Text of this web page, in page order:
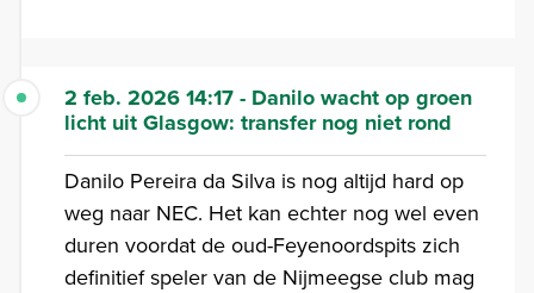
2 feb. 2026 14:17 - Danilo wacht op groen
licht uit Glasgow: transfer nog niet rond
Danilo Pereira da Silva is nog altijd hard op
weg naar NEC. Het kan echter nog wel even
duren voordat de oud-Feyenoordspits zich
definitief speler van de Nijmeegse club mag